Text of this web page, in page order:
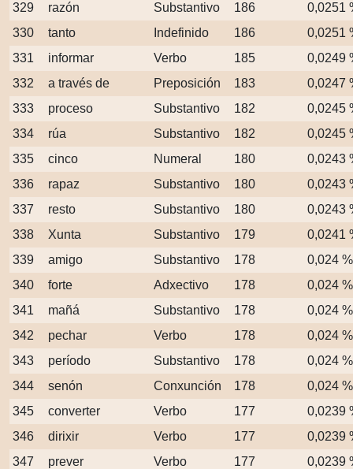
329
razón Substantivo 186
0,0251
330
tanto Indefinido 186
0,0251
331
informar Verbo 185
0,0249
332
a través de Preposición 183
0,0247
333
proceso Substantivo 182
0,0245
334
rúa Substantivo 182
0,0245
335
cinco Numeral 180
0,0243
336
rapaz Substantivo 180
0,0243
337
resto Substantivo 180
0,0243
338
Xunta Substantivo 179
0,0241
339
amigo Substantivo 178
0,024 %
340
forte Adxectivo 178
0,024 %
341
mañá Substantivo 178
0,024 %
342
pechar Verbo 178
0,024 %
343
período Substantivo 178
0,024 %
344
senón Conxunción 178
0,024 %
345
converter Verbo 177
0,0239
346
dirixir Verbo 177
0,0239
347
prever Verbo 177
0,0239